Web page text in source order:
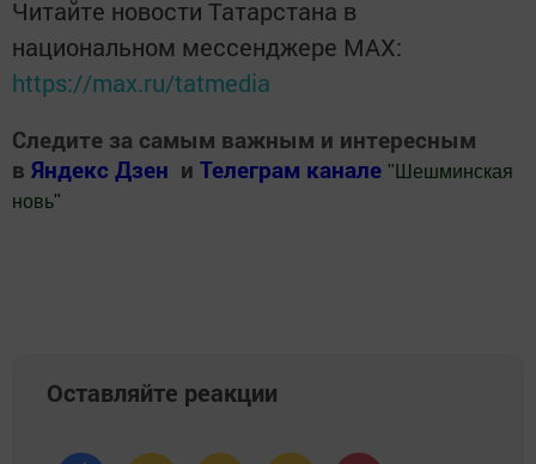
Читайте новости Татарстана в
национальном мессенджере MАХ:
https://max.ru/tatmedia
Следите за самым важным и интересным
в Яндекс Дзен и Телеграм канале " Шешминская
новь"
Оставляйте реакции